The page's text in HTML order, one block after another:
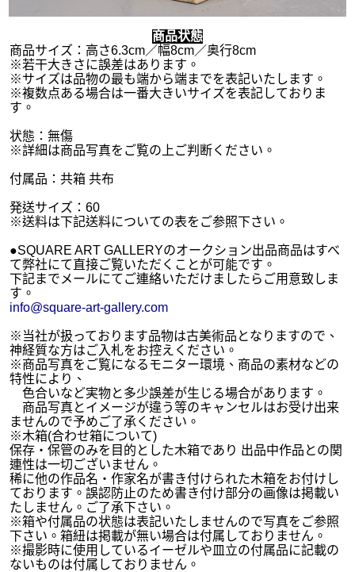
商品状態
商品サイズ：高さ6.3cm／幅8cm／奥行8cm
※若干大きさに誤差はあります。
※サイズは品物の最も端から端までを表記いたします。
※複数点ある場合は一番大きいサイズを表記しておりま
す。
状態：無傷
※詳細は商品写真をご覧の上ご判断ください。
付属品：共箱 共布
発送サイズ：60
※送料は下記送料についての表をご参照下さい。
●SQUARE ART GALLERYのオークション出品商品はすべ
て弊社にて直接ご覧いただくことが可能です。
下記までメールにてご連絡いただけましたらご用意致しま
す。
info@square-art-gallery.com
※当社が扱っております品物は古美術品となりますので、
神経質な方はご入札をお控えください。
※商品写真をご覧になるモニター環境、商品の素材などの
特性により、
色合いなど実物と多少誤差が生じる場合があります。
商品写真とイメージが違う等のキャンセルはお受け出来
ませんので予めご了承ください。
※木箱(合わせ箱について)
保存・保管のみを目的とした木箱であり 出品中作品との関
連性は一切ございません。
稀に他の作品名・作家名が書き付けられた木箱をお付けし
ております。誤認防止のため書き付け部分の画像は掲載い
たしません。ご了承下さい。
※箱や付属品の状態は表記いたしませんので写真をご参照
下さい。箱紐は掲載が無い場合は付属しておりません。
※撮影時に使用しているイーゼルや皿立の付属品に記載の
ないものは付属しておりません。